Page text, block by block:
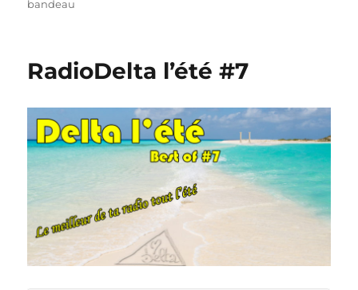
bandeau
RadioDelta l’été #7